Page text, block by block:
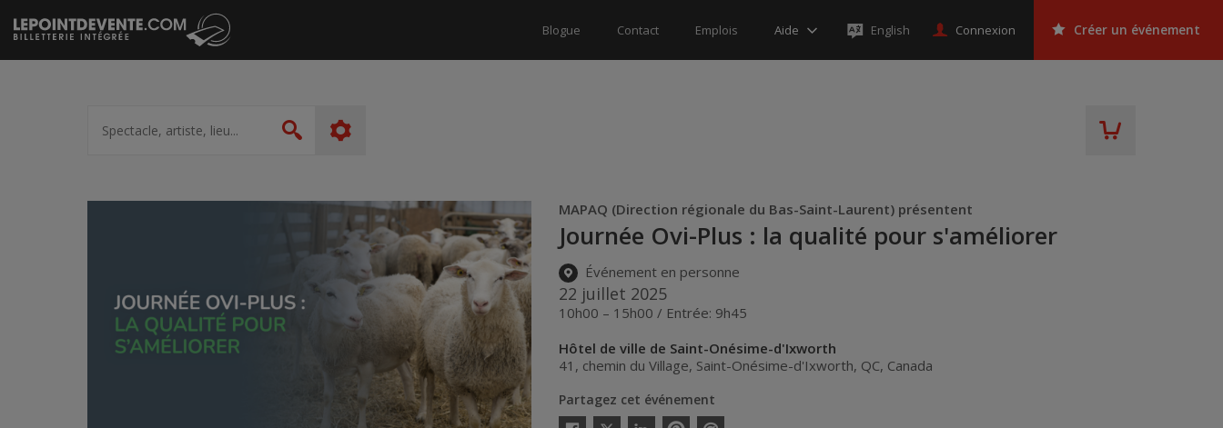
Passer
au
contenu
Blogue Contact Emplois Aide English Connexion Créer un événement
artiste,
lieu...
Rechercher
MAPAQ (Direction régionale du Bas-Saint-Laurent) présentent
Journée Ovi-Plus : la qualité pour s'améliorer
Événement en personne
22 juillet 2025
10h00 – 15h00 / Entrée: 9h45
Hôtel de ville de Saint-Onésime-d'Ixworth
41, chemin du Village, Saint-Onésime-d'Ixworth, QC, Canada
Partagez cet événement
Twitter